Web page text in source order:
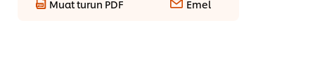
Muat turun PDF Emel